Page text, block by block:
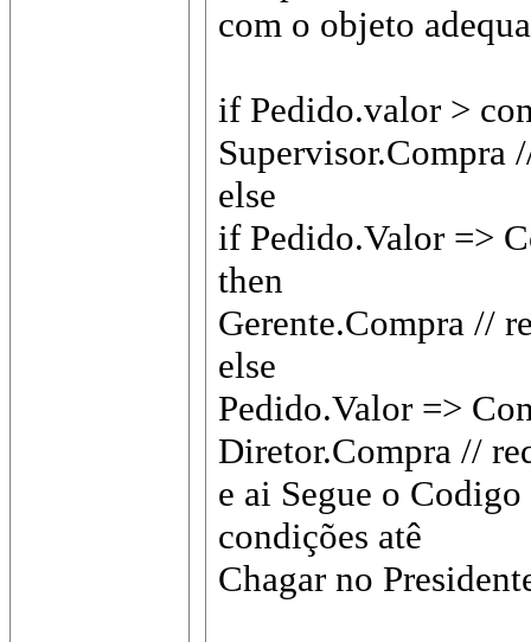
com o objeto
if Pedido.valor >
Supervisor.Compra
else
if Pedido.Valor =>
then
Gerente.Compra //
else
Pedido.Valor =>
Diretor.Compra //
e ai Segue o
condições atê
Chagar no